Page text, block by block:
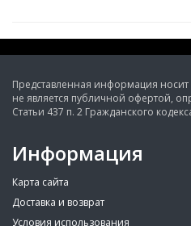
Представленная информация
не является публичной офертой,
Статьи 437 п. 2 Гражданского
Информация
Карта сайта
Доставка и возврат
Условия использования